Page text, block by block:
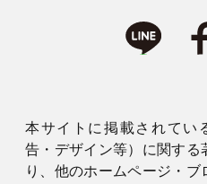
本サイトに掲載されてい
告・デザイン等）に関する
り、他のホームページ・